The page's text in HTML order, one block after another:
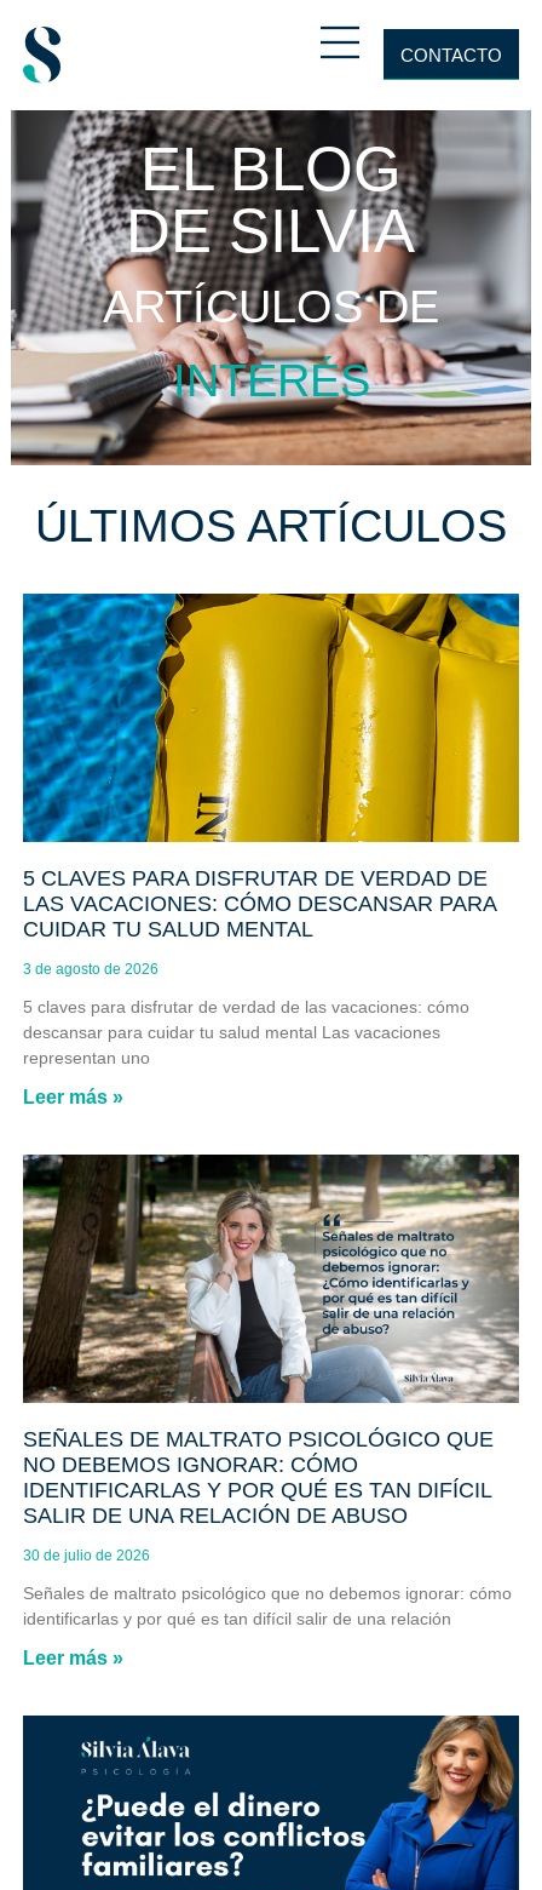
CONTACTO
EL BLOG
DE SILVIA
ARTÍCULOS DE
INVESTIGACIÓN
ÚLTIMOS ARTÍCULOS
5 CLAVES PARA DISFRUTAR DE VERDAD DE
LAS VACACIONES: CÓMO DESCANSAR PARA
CUIDAR TU SALUD MENTAL
3 de agosto de 2026
5 claves para disfrutar de verdad de las vacaciones: cómo
descansar para cuidar tu salud mental Las vacaciones
representan uno
Leer más »
SEÑALES DE MALTRATO PSICOLÓGICO QUE
NO DEBEMOS IGNORAR: CÓMO
IDENTIFICARLAS Y POR QUÉ ES TAN DIFÍCIL
SALIR DE UNA RELACIÓN DE ABUSO
30 de julio de 2026
Señales de maltrato psicológico que no debemos ignorar: cómo
identificarlas y por qué es tan difícil salir de una relación
Leer más »